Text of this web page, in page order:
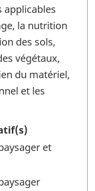
applicables
la nutrition
des sols,
végétaux,
du matériel,
et les
et